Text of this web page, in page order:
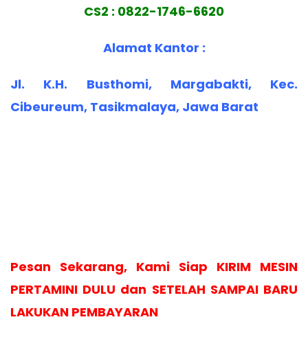
CS2 : 0822-1746-6620
Alamat Kantor :
Jl. K.H. Busthomi, Margabakti, Kec.
Cibeureum, Tasikmalaya, Jawa Barat
Pesan Sekarang, Kami Siap KIRIM MESIN
PERTAMINI DULU dan SETELAH SAMPAI BARU
LAKUKAN PEMBAYARAN